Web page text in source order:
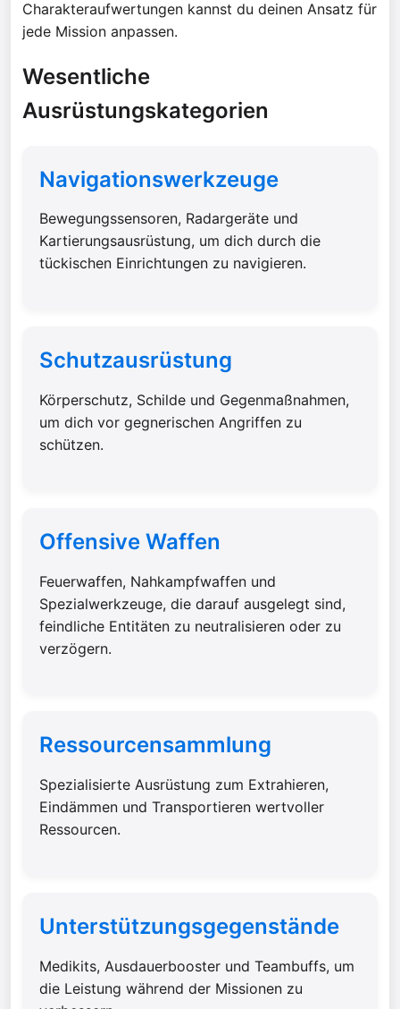
Charakteraufwertungen kannst du deinen Ansatz für
jede Mission anpassen.
Wesentliche
Ausrüstungskategorien
Navigationswerkzeuge
Bewegungssensoren, Radargeräte und
Kartierungsausrüstung, um dich durch die
tückischen Einrichtungen zu navigieren.
Schutzausrüstung
Körperschutz, Schilde und Gegenmaßnahmen,
um dich vor gegnerischen Angriffen zu
schützen.
Offensive Waffen
Feuerwaffen, Nahkampfwaffen und
Spezialwerkzeuge, die darauf ausgelegt sind,
feindliche Entitäten zu neutralisieren oder zu
verzögern.
Ressourcensammlung
Spezialisierte Ausrüstung zum Extrahieren,
Eindämmen und Transportieren wertvoller
Ressourcen.
Unterstützungsgegenstände
Medikits, Ausdauerbooster und Teambuffs, um
die Leistung während der Missionen zu